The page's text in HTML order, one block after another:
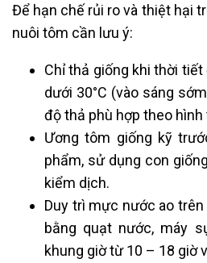
Để hạn chế rủi ro và thiệt hại
nuôi tôm cần lưu ý:
Chỉ thả giống khi thời
dưới 30°C (vào sáng
độ thả phù hợp theo
Ương tôm giống kỹ
phẩm, sử dụng con
kiểm dịch.
Duy trì mực nước ao
bằng quạt nước, máy
khung giờ từ 10 – 18 giờ